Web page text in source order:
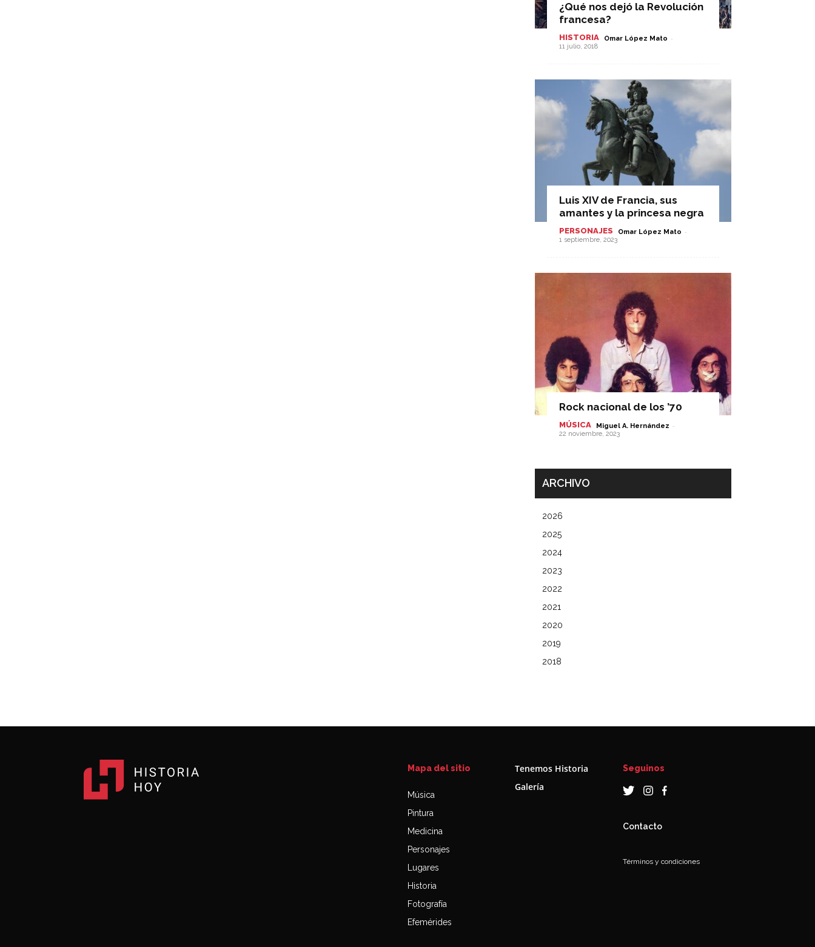
¿Qué nos dejó la Revolución
francesa?
HISTORIA Omar López Mato -
11 julio, 2018
Luis XIV de Francia, sus
amantes y la princesa negra
PERSONAJES Omar López Mato -
1 septiembre, 2023
Rock nacional de los ’70
MÚSICA Miguel A. Hernández -
22 noviembre, 2023
ARCHIVO
2026
2025
2024
2023
2022
2021
2020
2019
2018
Mapa del sitio
Música
Pintura
Medicina
Personajes
Lugares
Historia
Fotografía
Efemérides
Tenemos Historia
Galería
Seguinos
Contacto
Términos y condiciones